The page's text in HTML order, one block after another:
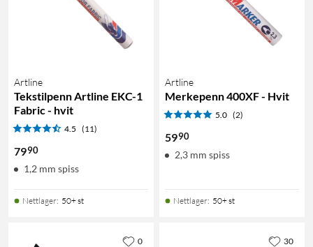
Artline
Tekstilpenn Artline EKC-1
Fabric - hvit
4.5 (11)
7990
1,2 mm spiss
Nettlager: 50+ st
Artline
Merkepenn 400XF - Hvit
5.0 (2)
5990
2,3 mm spiss
Nettlager: 50+ st
0 30